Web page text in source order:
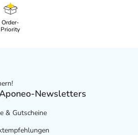
Order-
Priority
Newsletters
& Gutscheine